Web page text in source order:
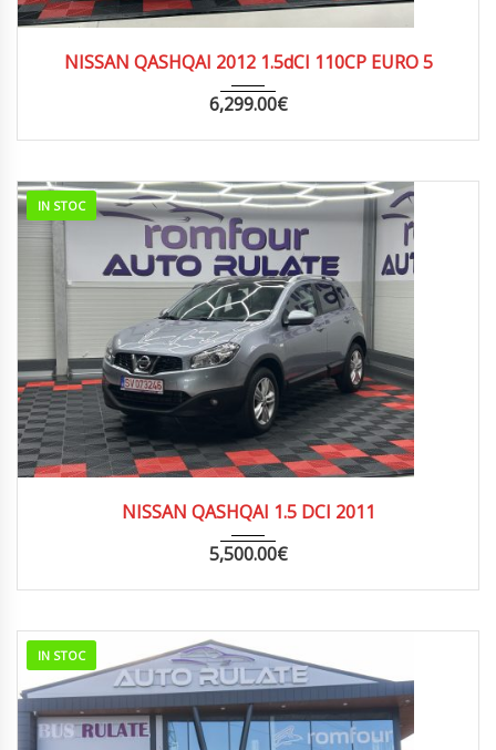
NISSAN QASHQAI 2012 1.5dCI 110CP EURO 5
6,299.00€
IN STOC
NISSAN QASHQAI 1.5 DCI 2011
5,500.00€
IN STOC